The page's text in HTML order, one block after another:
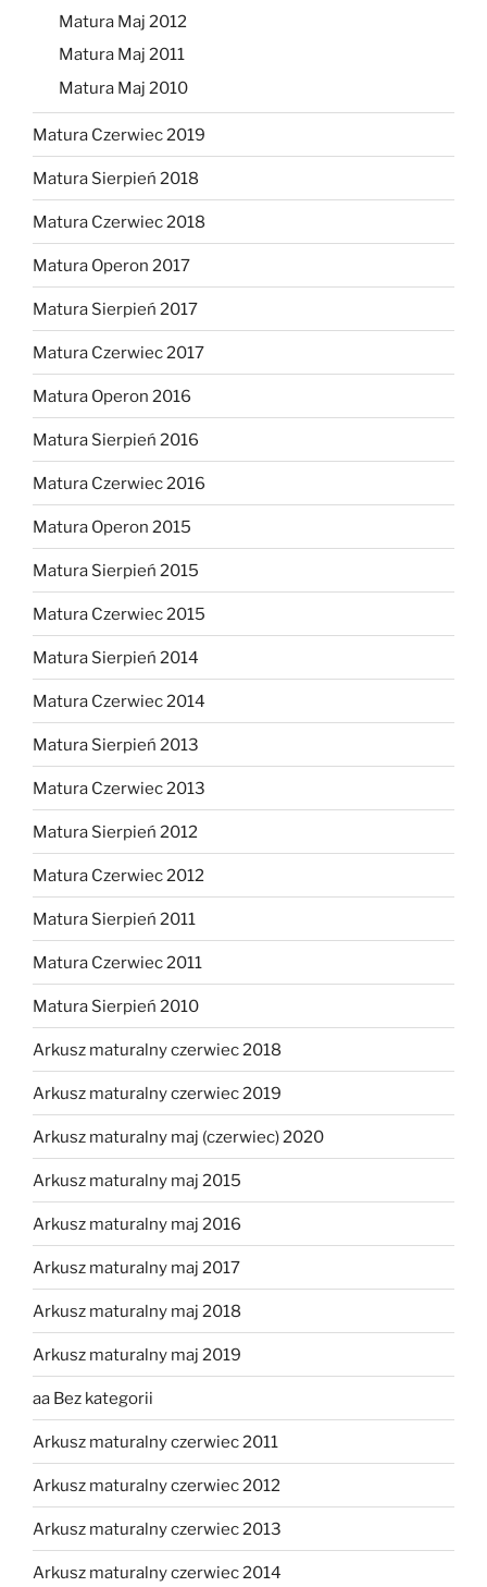
Matura Maj 2012
Matura Maj 2011
Matura Maj 2010
Matura Czerwiec 2019
Matura Sierpień 2018
Matura Czerwiec 2018
Matura Operon 2017
Matura Sierpień 2017
Matura Czerwiec 2017
Matura Operon 2016
Matura Sierpień 2016
Matura Czerwiec 2016
Matura Operon 2015
Matura Sierpień 2015
Matura Czerwiec 2015
Matura Sierpień 2014
Matura Czerwiec 2014
Matura Sierpień 2013
Matura Czerwiec 2013
Matura Sierpień 2012
Matura Czerwiec 2012
Matura Sierpień 2011
Matura Czerwiec 2011
Matura Sierpień 2010
Arkusz maturalny czerwiec 2018
Arkusz maturalny czerwiec 2019
Arkusz maturalny maj (czerwiec) 2020
Arkusz maturalny maj 2015
Arkusz maturalny maj 2016
Arkusz maturalny maj 2017
Arkusz maturalny maj 2018
Arkusz maturalny maj 2019
aa Bez kategorii
Arkusz maturalny czerwiec 2011
Arkusz maturalny czerwiec 2012
Arkusz maturalny czerwiec 2013
Arkusz maturalny czerwiec 2014